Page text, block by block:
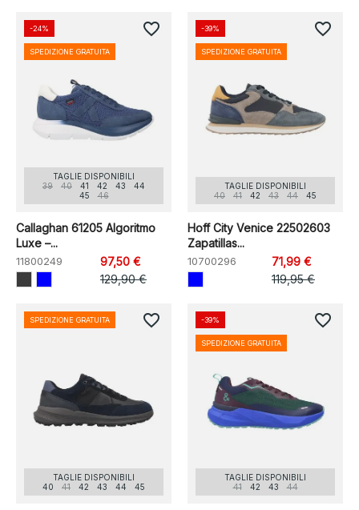
TAGLIE DISPONIBILI
39
40 41 42 43
44
45
46
Callaghan 61205 Algoritmo
Luxe –...
11800249
97,50 €
129,90 €
-24%
SPEDIZIONE GRATUITA
favorite_border
TAGLIE DISPONIBILI
40
41 42 43 44 45
Hoff City Venice 22502603
Zapatillas...
10700296
71,99 €
119,95 €
-39%
SPEDIZIONE GRATUITA
favorite_border
TAGLIE DISPONIBILI
40
41 42 43 44 45
SPEDIZIONE GRATUITA favorite_border
TAGLIE DISPONIBILI
41
42 43 44
-39%
SPEDIZIONE GRATUITA
favorite_border